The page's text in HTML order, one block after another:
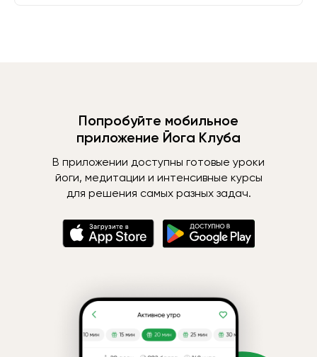
Попробуйте мобильное
приложение Йога Клуба
В приложении доступны готовые уроки
йоги, медитации и интенсивные курсы
для решения самых разных задач.